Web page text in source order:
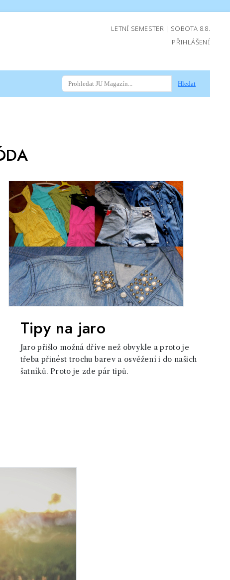
LETNÍ SEMESTER | SOBOTA 8.8.
PŘIHLÁŠENÍ
Hledat
Tipy na jaro
Jaro přišlo možná dříve než obvykle a proto je
třeba přinést trochu barev a osvěžení i do našich
šatníků. Proto je zde pár tipů.